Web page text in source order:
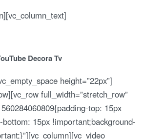
Decora Tv
height=”22px”]
full_width=”stretch_row”
top: 15px
15px !important;background-